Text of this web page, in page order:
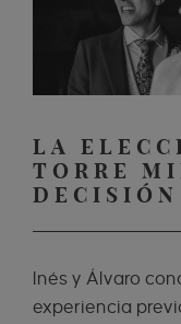
LA
TORRE
DECISIÓN
Inés y Álvaro
experiencia